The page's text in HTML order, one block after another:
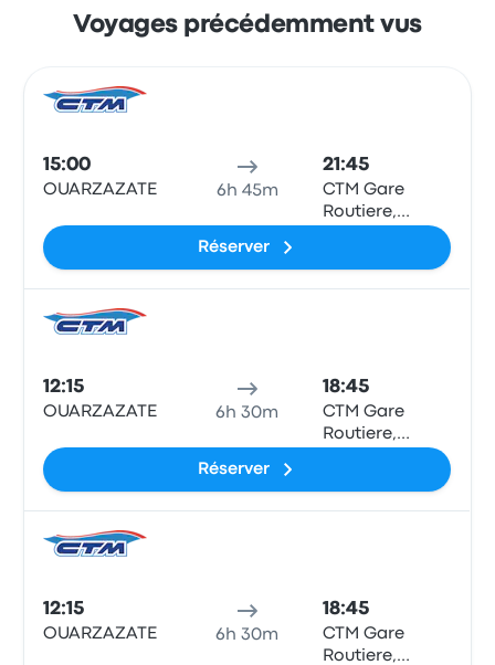
Voyages précédemment vus
15:00
OUARZAZATE 6h 45m
21:45
CTM Gare
Routiere,
Réserver
12:15
OUARZAZATE 6h 30m
18:45
CTM Gare
Routiere,
Réserver
12:15
OUARZAZATE 6h 30m
18:45
CTM Gare
Routiere,